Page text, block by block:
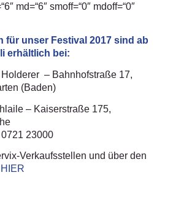
md=“6″ smoff=“0″ mdoff=“0″
für unser Festival 2017 sind ab
erhältlich bei:
– Bahnhofstraße 17,
(Baden)
– Kaiserstraße 175,
23000
Verkaufsstellen und über den